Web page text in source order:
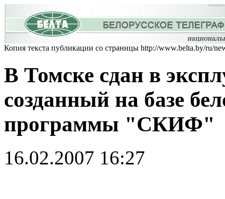
Копия текста публикации со страницы http://www.belta.by/ru/
В Томске сдан в
созданный на базе
программы "СКИФ"
16.02.2007 16:27